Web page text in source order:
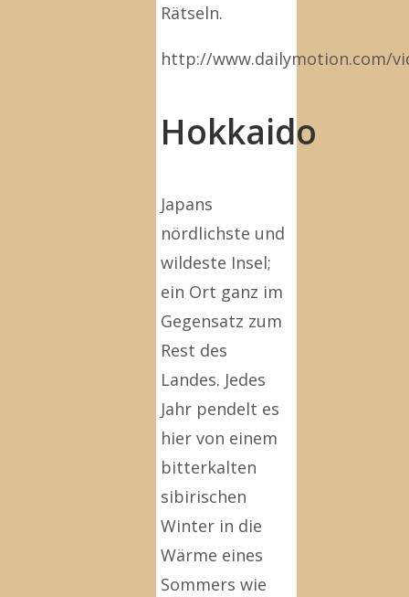
Rätseln.
http://www.dailymotion.com/
Hokkaido
Japans
nördlichste und
wildeste Insel;
ein Ort ganz im
Gegensatz zum
Rest des
Landes. Jedes
Jahr pendelt es
hier von einem
bitterkalten
sibirischen
Winter in die
Wärme eines
Sommers wie